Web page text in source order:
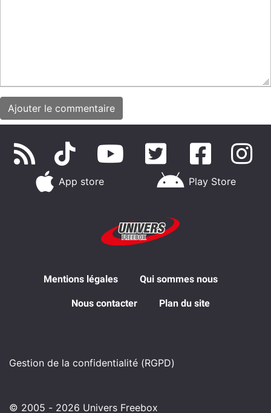
App store Play Store
Mentions légales Qui sommes nous
Nous contacter Plan du site
Gestion de la confidentialité (RGPD)
© 2005 - 2026 Univers Freebox